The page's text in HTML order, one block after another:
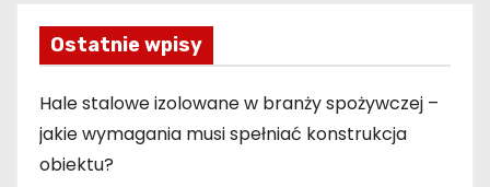
Ostatnie wpisy
Hale stalowe izolowane w branży spożywczej –
jakie wymagania musi spełniać konstrukcja
obiektu?